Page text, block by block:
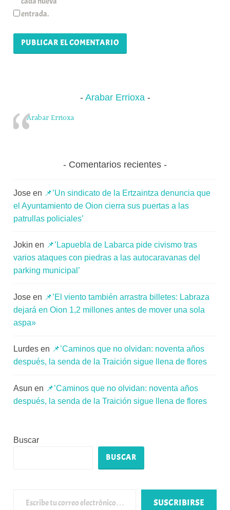
entrada.
Arabar Errioxa
Arabar Errioxa
Comentarios recientes
Jose en 📌’Un sindicato de la Ertzaintza denuncia que
el Ayuntamiento de Oion cierra sus puertas a las
patrullas policiales’
Jokin en 📌’Lapuebla de Labarca pide civismo tras
varios ataques con piedras a las autocaravanas del
parking municipal’
Jose en 📌’El viento también arrastra billetes: Labraza
dejará en Oion 1,2 millones antes de mover una sola
aspa»
Lurdes en 📌’Caminos que no olvidan: noventa años
después, la senda de la Traición sigue llena de flores
Asun en 📌’Caminos que no olvidan: noventa años
después, la senda de la Traición sigue llena de flores
Buscar
BUSCAR
SUSCRIBIRSE